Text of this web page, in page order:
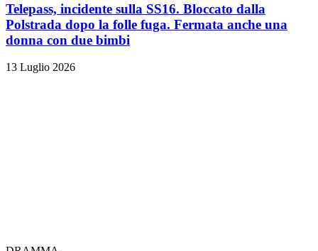
Telepass, incidente sulla SS16. Bloccato dalla
Polstrada dopo la folle fuga. Fermata anche una
donna con due bimbi
13 Luglio 2026